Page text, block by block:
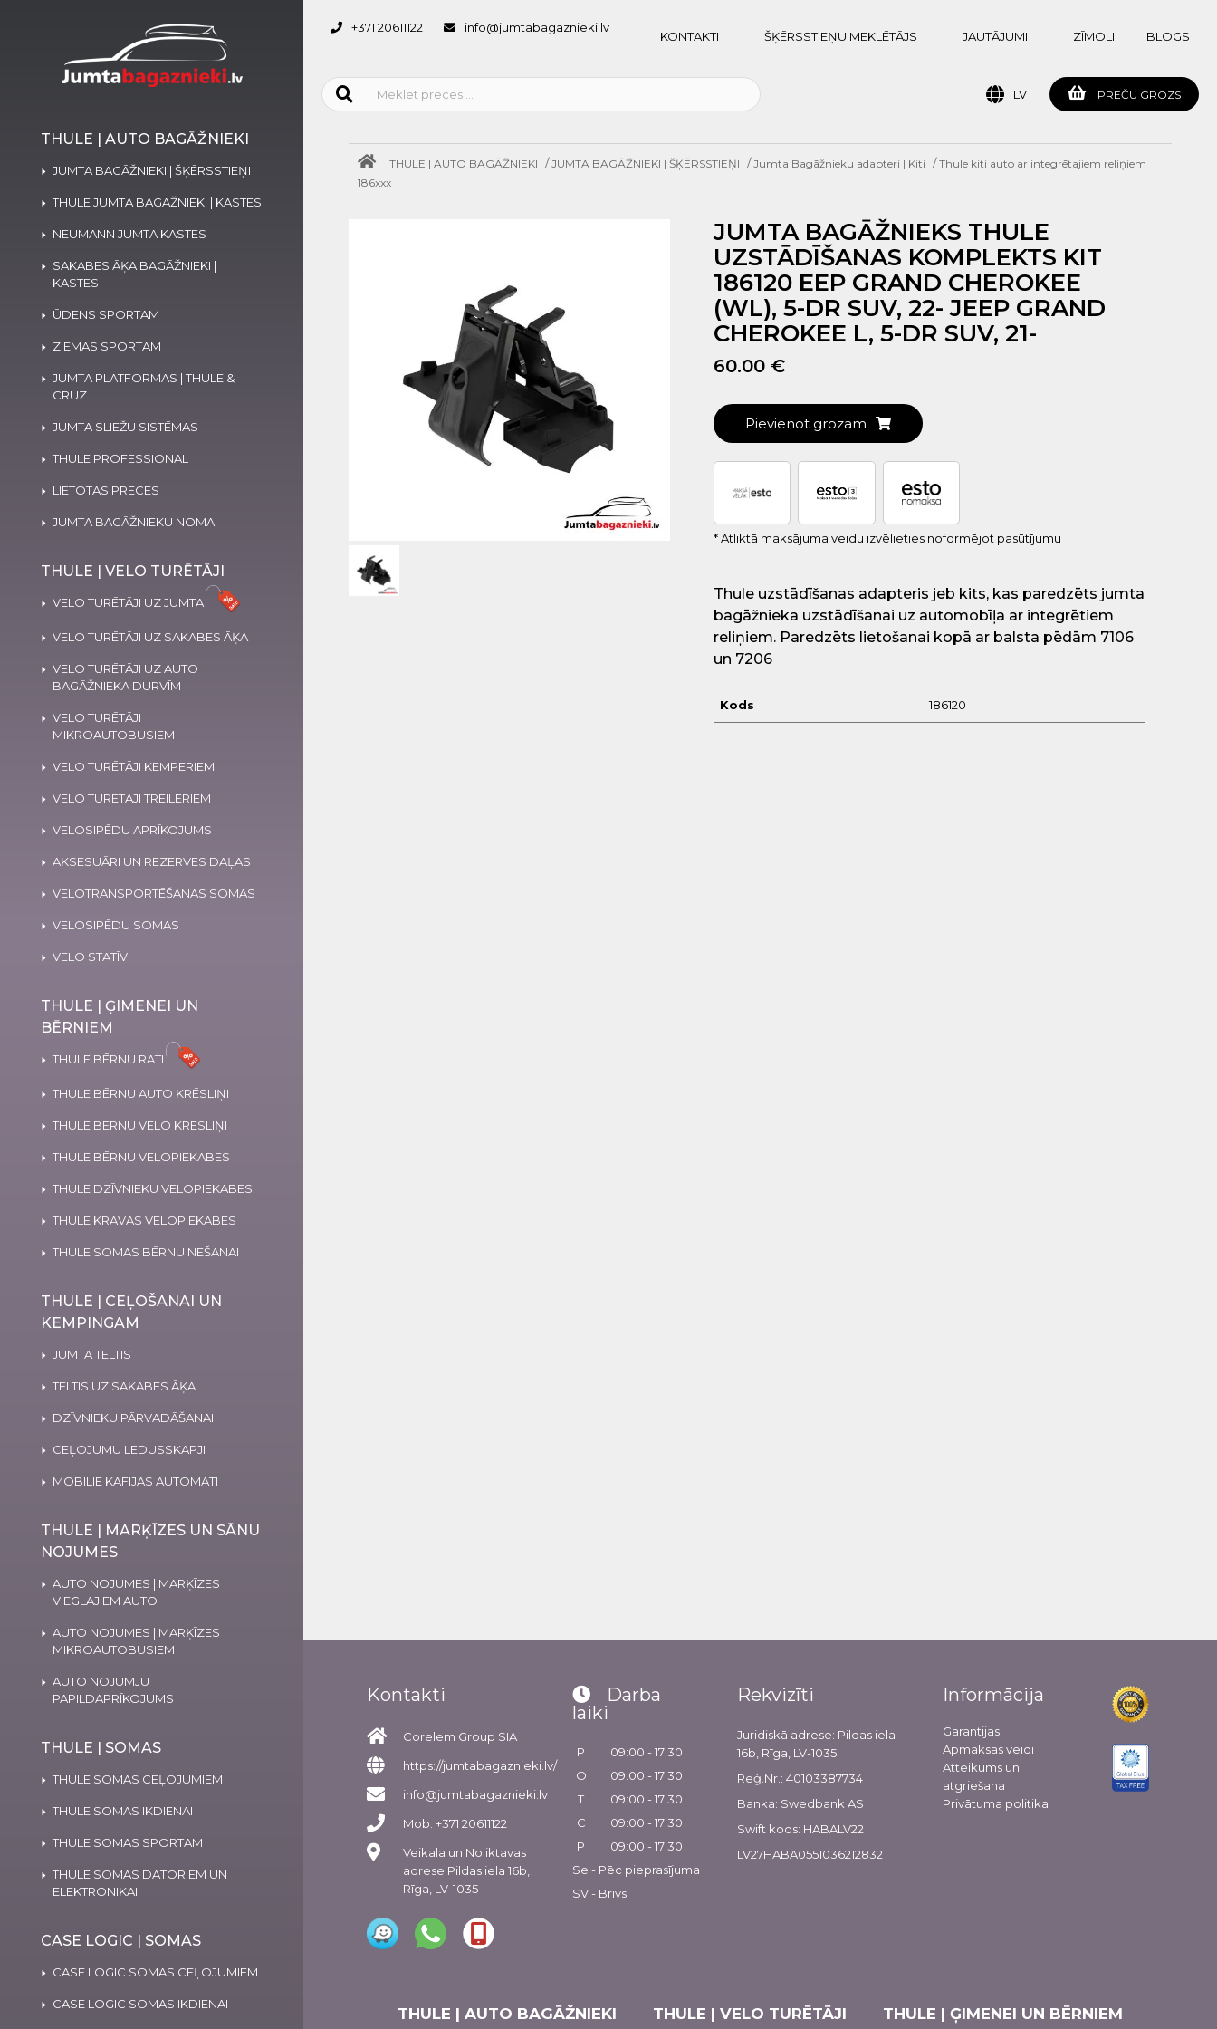
THULE | AUTO BAGĀŽNIEKI
JUMTA BAGĀŽNIEKI | ŠĶĒRSSTIEŅI
THULE JUMTA BAGĀŽNIEKI | KASTES
NEUMANN JUMTA KASTES
SAKABES ĀĶA BAGĀŽNIEKI |
KASTES
ŪDENS SPORTAM
ZIEMAS SPORTAM
JUMTA PLATFORMAS | THULE &
CRUZ
JUMTA SLIEŽU SISTĒMAS
THULE PROFESSIONAL
LIETOTAS PRECES
JUMTA BAGĀŽNIEKU NOMA
THULE | VELO TURĒTĀJI
VELO TURĒTĀJI UZ JUMTA
VELO TURĒTĀJI UZ SAKABES ĀĶA
VELO TURĒTĀJI UZ AUTO
BAGĀŽNIEKA DURVĪM
VELO TURĒTĀJI
MIKROAUTOBUSIEM
VELO TURĒTĀJI KEMPERIEM
VELO TURĒTĀJI TREILERIEM
VELOSIPĒDU APRĪKOJUMS
AKSESUĀRI UN REZERVES DAĻAS
VELOTRANSPORTĒŠANAS SOMAS
VELOSIPĒDU SOMAS
VELO STATĪVI
THULE | ĢIMENEI UN
BĒRNIEM
THULE BĒRNU RATI
THULE BĒRNU AUTO KRĒSLIŅI
THULE BĒRNU VELO KRĒSLIŅI
THULE BĒRNU VELOPIEKABES
THULE DZĪVNIEKU VELOPIEKABES
THULE KRAVAS VELOPIEKABES
THULE SOMAS BĒRNU NEŠANAI
THULE | CEĻOŠANAI UN
KEMPINGAM
JUMTA TELTIS
TELTIS UZ SAKABES ĀĶA
DZĪVNIEKU PĀRVADĀŠANAI
CEĻOJUMU LEDUSSKAPJI
MOBĪLIE KAFIJAS AUTOMĀTI
THULE | MARĶĪZES UN SĀNU
NOJUMES
AUTO NOJUMES | MARĶĪZES
VIEGLAJIEM AUTO
AUTO NOJUMES | MARĶĪZES
MIKROAUTOBUSIEM
AUTO NOJUMJU
PAPILDAPRĪKOJUMS
THULE | SOMAS
THULE SOMAS CEĻOJUMIEM
THULE SOMAS IKDIENAI
THULE SOMAS SPORTAM
THULE SOMAS DATORIEM UN
ELEKTRONIKAI
CASE LOGIC | SOMAS
CASE LOGIC SOMAS CEĻOJUMIEM
CASE LOGIC SOMAS IKDIENAI
+371 20611122 info@jumtabagaznieki.lv
KONTAKTI ŠĶĒRSSTIEŅU MEKLĒTĀJS JAUTĀJUMI ZĪMOLI BLOGS
PREČU GROZS
LV
THULE | AUTO BAGĀŽNIEKI /JUMTA BAGĀŽNIEKI | ŠĶĒRSSTIEŅI /Jumta Bagāžnieku adapteri | Kiti /Thule kiti auto ar integrētajiem reliņiem
186xxx
JUMTA BAGĀŽNIEKS THULE
UZSTĀDĪŠANAS KOMPLEKTS KIT
186120 EEP GRAND CHEROKEE
(WL), 5-DR SUV, 22- JEEP GRAND
CHEROKEE L, 5-DR SUV, 21-
60.00 €
Pievienot grozam
* Atliktā maksājuma veidu izvēlieties noformējot pasūtījumu
Thule uzstādīšanas adapteris jeb kits, kas paredzēts jumta
bagāžnieka uzstādīšanai uz automobīļa ar integrētiem
reliņiem. Paredzēts lietošanai kopā ar balsta pēdām 7106
un 7206
Kods 186120
Kontakti
Corelem Group SIA
https://jumtabagaznieki.lv/
info@jumtabagaznieki.lv
Mob: +371 20611122
Veikala un Noliktavas
adrese Pildas iela 16b,
Rīga, LV-1035
Darba
laiki
P
09:00 - 17:30
O
09:00 - 17:30
T
09:00 - 17:30
C
09:00 - 17:30
P
09:00 - 17:30
Se - Pēc pieprasījuma
SV - Brīvs
Rekvizīti
Juridiskā adrese: Pildas iela
16b, Rīga, LV-1035
Reģ.Nr.: 40103387734
Banka: Swedbank AS
Swift kods: HABALV22
LV27HABA0551036212832
Informācija
Garantijas
Apmaksas veidi
Atteikums un
atgriešana
Privātuma politika
THULE | AUTO BAGĀŽNIEKI THULE | VELO TURĒTĀJI THULE | ĢIMENEI UN BĒRNIEM